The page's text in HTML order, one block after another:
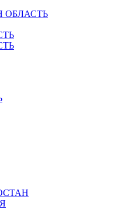
ОБЛАСТЬ